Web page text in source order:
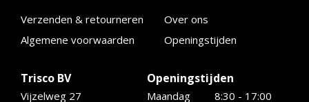
Verzenden & retourneren
Algemene voorwaarden
Over ons
Openingstijden
Trisco BV
Vijzelweg 27
Openingstijden
Maandag 8:30 - 17:00